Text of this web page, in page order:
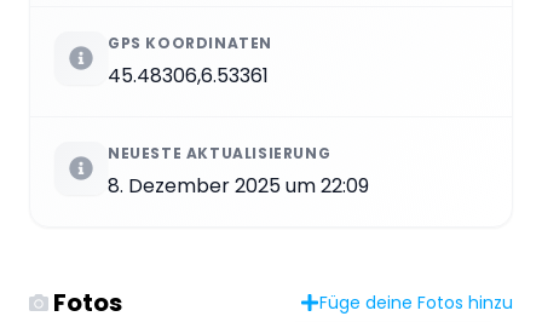
GPS KOORDINATEN
45.48306,6.53361
NEUESTE AKTUALISIERUNG
8. Dezember 2025 um 22:09
Fotos Füge deine Fotos hinzu